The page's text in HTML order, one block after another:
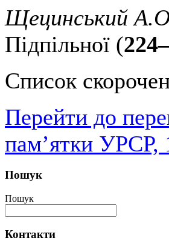
Щецинський
Підпільної (
Список
Перейти до
пам’ятки УРСР,
Пошук
Пошук
Контакти